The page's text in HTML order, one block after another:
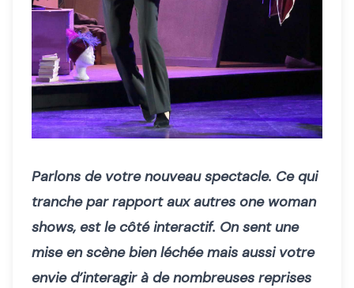
Parlons de votre nouveau spectacle. Ce qui
tranche par rapport aux autres one woman
shows, est le côté interactif. On sent une
mise en scène bien léchée mais aussi votre
envie d’interagir à de nombreuses reprises